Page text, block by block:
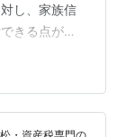
し、家族信
きる点が特
するという
寄付は比較的
に財産の使